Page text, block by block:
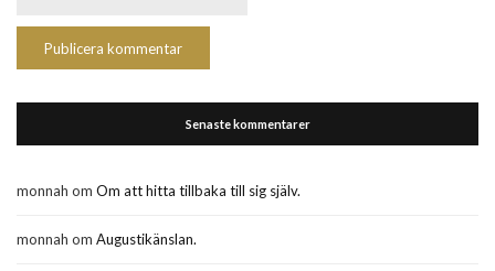
Senaste kommentarer
monnah om Om att hitta tillbaka till sig själv.
monnah om Augustikänslan.